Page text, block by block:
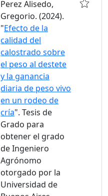
Perez Alisedo,
Gregorio. (2024).
"Efecto de la
calidad del
calostrado sobre
el peso al destete
y la ganancia
diaria de peso vivo
en un rodeo de
cría". Tesis de
Grado para
obtener el grado
de Ingeniero
Agrónomo
otorgado por la
Universidad de